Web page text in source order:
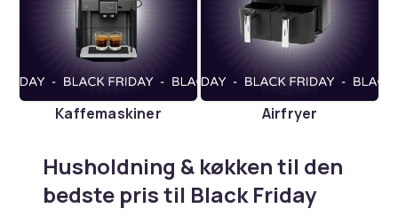
Kaffemaskiner Airfryer
Husholdning & køkken til den
bedste pris til Black Friday